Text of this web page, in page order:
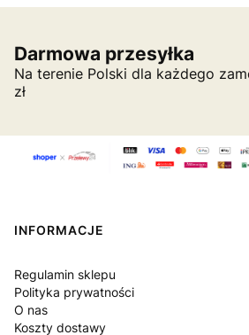
Darmowa przesyłka
Na terenie Polski dla każdego
zł
Linki w stopce
INFORMACJE
Regulamin sklepu
Polityka prywatności
O nas
Koszty dostawy